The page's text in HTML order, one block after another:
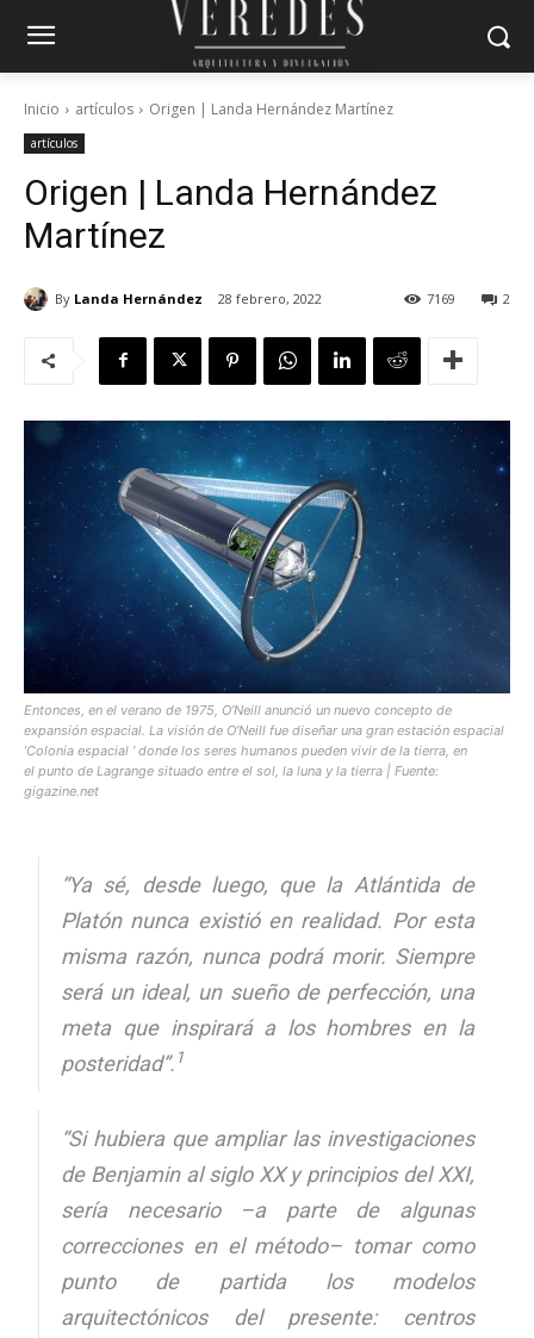
Inicio artículos Origen | Landa Hernández Martínez
artículos
Origen | Landa Hernández
Martínez
By Landa Hernández 28 febrero, 2022 2
7169
Entonces, en el verano de 1975, O’Neill anunció un nuevo concepto de
expansión espacial. La visión de O’Neill fue diseñar una gran estación espacial
‘Colonia espacial ‘ donde los seres humanos pueden vivir de la tierra, en
el punto de Lagrange situado entre el sol, la luna y la tierra | Fuente:
gigazine.net
“Ya sé, desde luego, que la Atlántida de
Platón nunca existió en realidad. Por esta
misma razón, nunca podrá morir. Siempre
será un ideal, un sueño de perfección, una
meta que inspirará a los hombres en la
posteridad”. 1
“Si hubiera que ampliar las investigaciones
de Benjamin al siglo XX y principios del XXI,
sería necesario –a parte de algunas
correcciones en el método– tomar como
punto de partida los modelos
arquitectónicos del presente: centros